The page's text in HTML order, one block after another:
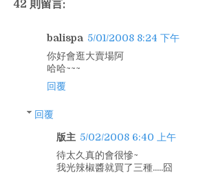
42 則留言:
balispa 5/01/2008 8:24 下午
你好會逛大賣場阿
哈哈~~~
回覆
回覆
版主 5/02/2008 6:40 上午
待太久真的會很慘~
我光辣椒醬就買了三種.....囧